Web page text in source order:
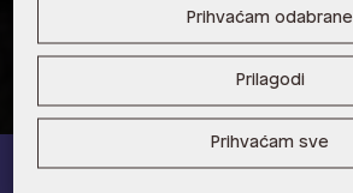
Prihvaćam odabrane
Prilagodi
Prihvaćam sve